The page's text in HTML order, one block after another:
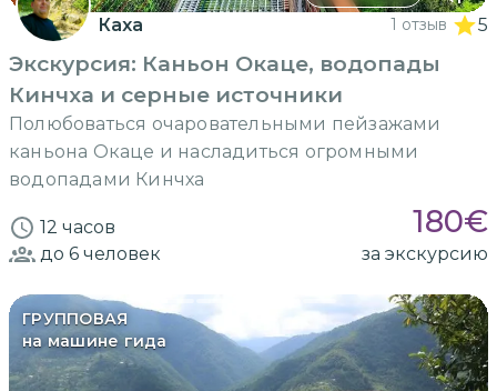
Каха 1 отзыв 5
Экскурсия: Каньон Окаце, водопады
Кинчха и серные источники
Полюбоваться очаровательными пейзажами
каньона Окаце и насладиться огромными
водопадами Кинчха
12 часов 180€
до 6 человек за экскурсию
ГРУППОВАЯ
на машине гида